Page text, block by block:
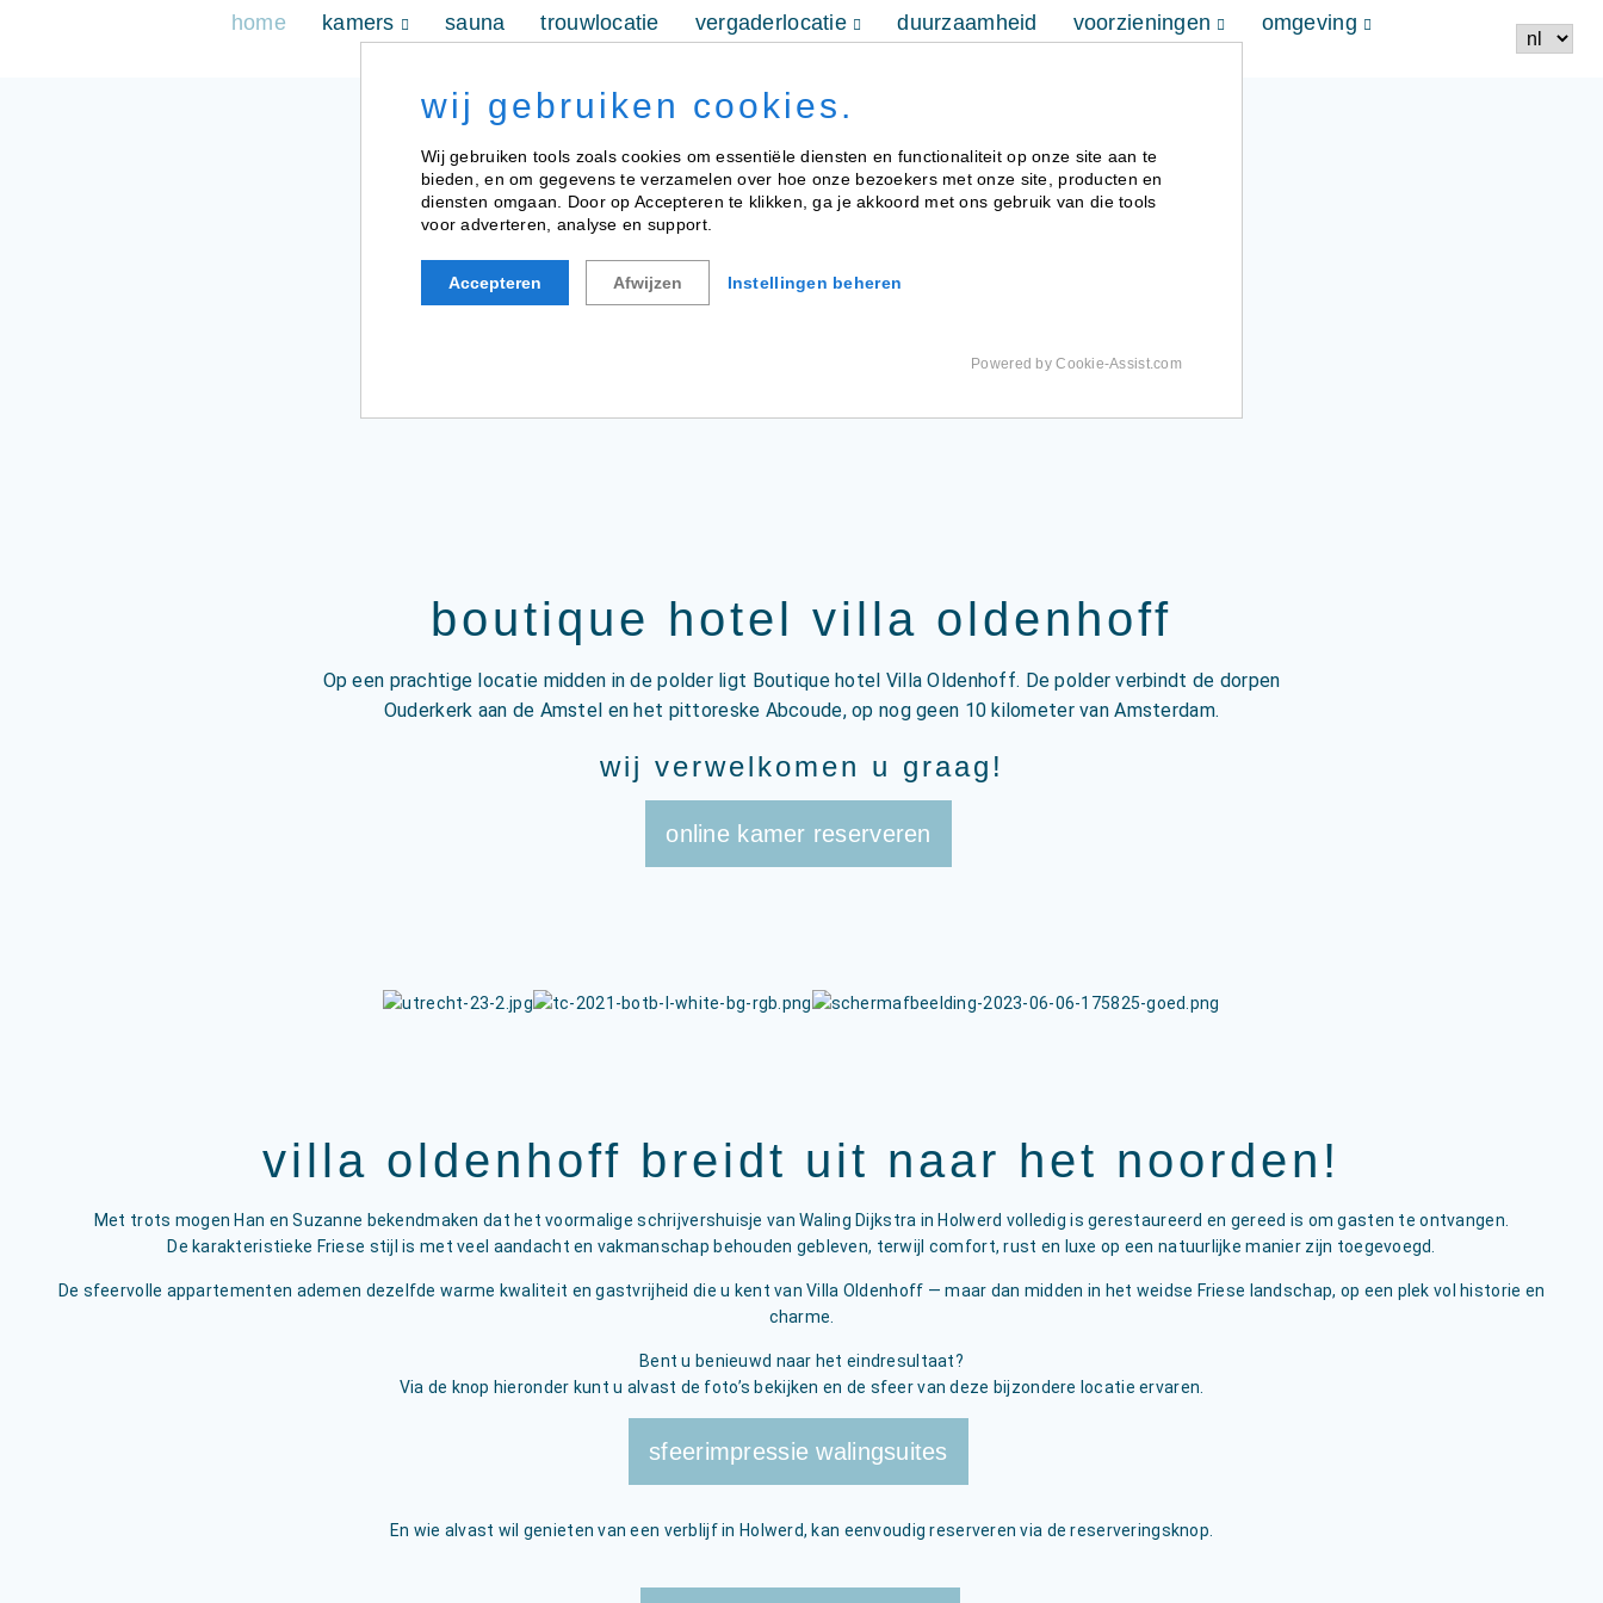
home kamers sauna trouwlocatie vergaderlocatie duurzaamheid voorzieningen
omgeving
boutique hotel villa oldenhoff
Op een prachtige locatie midden in de polder ligt Boutique hotel Villa Oldenhoff. De polder verbindt de dorpen
Ouderkerk aan de Amstel en het pittoreske Abcoude, op nog geen 10 kilometer van Amsterdam.
wij verwelkomen u graag!
online kamer reserveren
villa oldenhoff breidt uit naar het noorden!
Met trots mogen Han en Suzanne bekendmaken dat het voormalige schrijvershuisje van Waling Dijkstra in Holwerd volledig is gerestaureerd en gereed is om gasten te ontvangen.
De karakteristieke Friese stijl is met veel aandacht en vakmanschap behouden gebleven, terwijl comfort, rust en luxe op een natuurlijke manier zijn toegevoegd.
De sfeervolle appartementen ademen dezelfde warme kwaliteit en gastvrijheid die u kent van Villa Oldenhoff — maar dan midden in het weidse Friese landschap, op een plek vol historie en
charme.
Bent u benieuwd naar het eindresultaat?
Via de knop hieronder kunt u alvast de foto’s bekijken en de sfeer van deze bijzondere locatie ervaren.
sfeerimpressie walingsuites
En wie alvast wil genieten van een verblijf in Holwerd, kan eenvoudig reserveren via de reserveringsknop.
wij gebruiken cookies.
Wij gebruiken tools zoals cookies om essentiële diensten en functionaliteit op onze site aan te
bieden, en om gegevens te verzamelen over hoe onze bezoekers met onze site, producten en
diensten omgaan. Door op Accepteren te klikken, ga je akkoord met ons gebruik van die tools
voor adverteren, analyse en support.
Accepteren Afwijzen Instellingen beheren
Powered by Cookie-Assist.com